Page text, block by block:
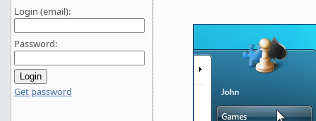
Login (email):
Password:
Get password